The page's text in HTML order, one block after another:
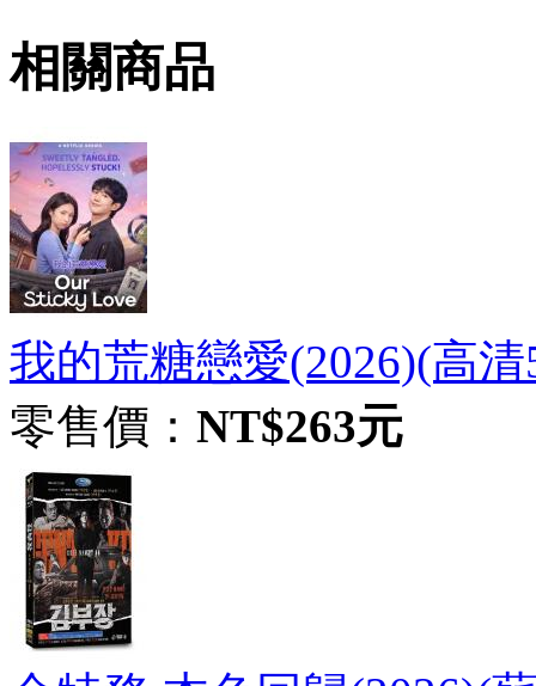
相關商品
我的荒糖戀愛(2026)(高
零售價： NT$263元